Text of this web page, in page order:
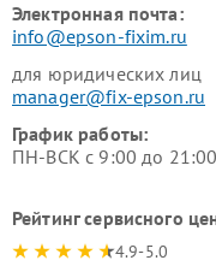
Электронная почта:
info@epson-fixim.ru
для юридических лиц
manager@fix-epson.ru
График работы:
ПН-ВСК с 9:00 до
Рейтинг сервисного
4.9-5.0